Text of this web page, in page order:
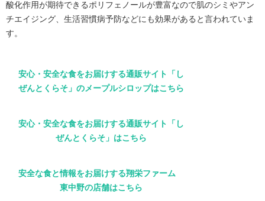
酸化作用が期待できるポリフェノールが豊富なので肌のシミやアン
チエイジング、生活習慣病予防などにも効果があると言われていま
す。
安心・安全な食をお届けする通販サイト「し
ぜんとくらそ」のメープルシロップはこちら
安心・安全な食をお届けする通販サイト「し
ぜんとくらそ」はこちら
安全な食と情報をお届けする翔栄ファーム
東中野の店舗はこちら